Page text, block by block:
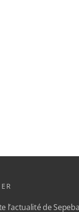
l’actualité de